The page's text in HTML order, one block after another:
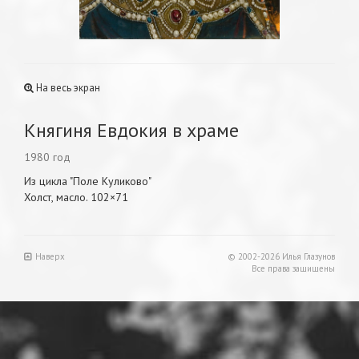
На весь экран
Княгиня Евдокия в храме
1980 год
Из цикла "Поле Куликово"
Холст, масло. 102×71
Наверх
© 2002-2026 Илья Глазунов
Все права защищены